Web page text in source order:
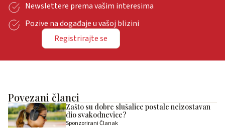
Newslettere prema vašim interesima
Pozive na događaje u vašoj blizini
Registrirajte se
Povezani članci
Zašto su dobre slušalice postale neizostavan
dio svakodnevice?
Sponzorirani Članak